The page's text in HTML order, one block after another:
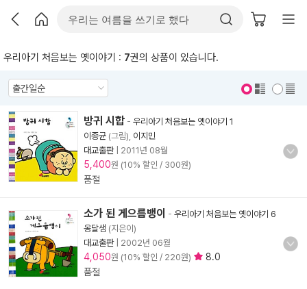
우리아기 처음보는 옛이야기 : 7권의 상품이 있습니다.
방귀 시합 - 우리아기 처음보는 옛이야기 1
이종균 (그림), 이지민
대교출판| 2011년 08월
5,400원 (10% 할인 / 300원)
품절
소가 된 게으름뱅이 - 우리아기 처음보는 옛이야기 6
옹달샘 (지은이)
대교출판| 2002년 06월
4,050원 (10% 할인 / 220원)
8.0
품절